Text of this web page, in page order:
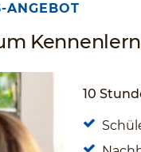
ANGEBOT
10